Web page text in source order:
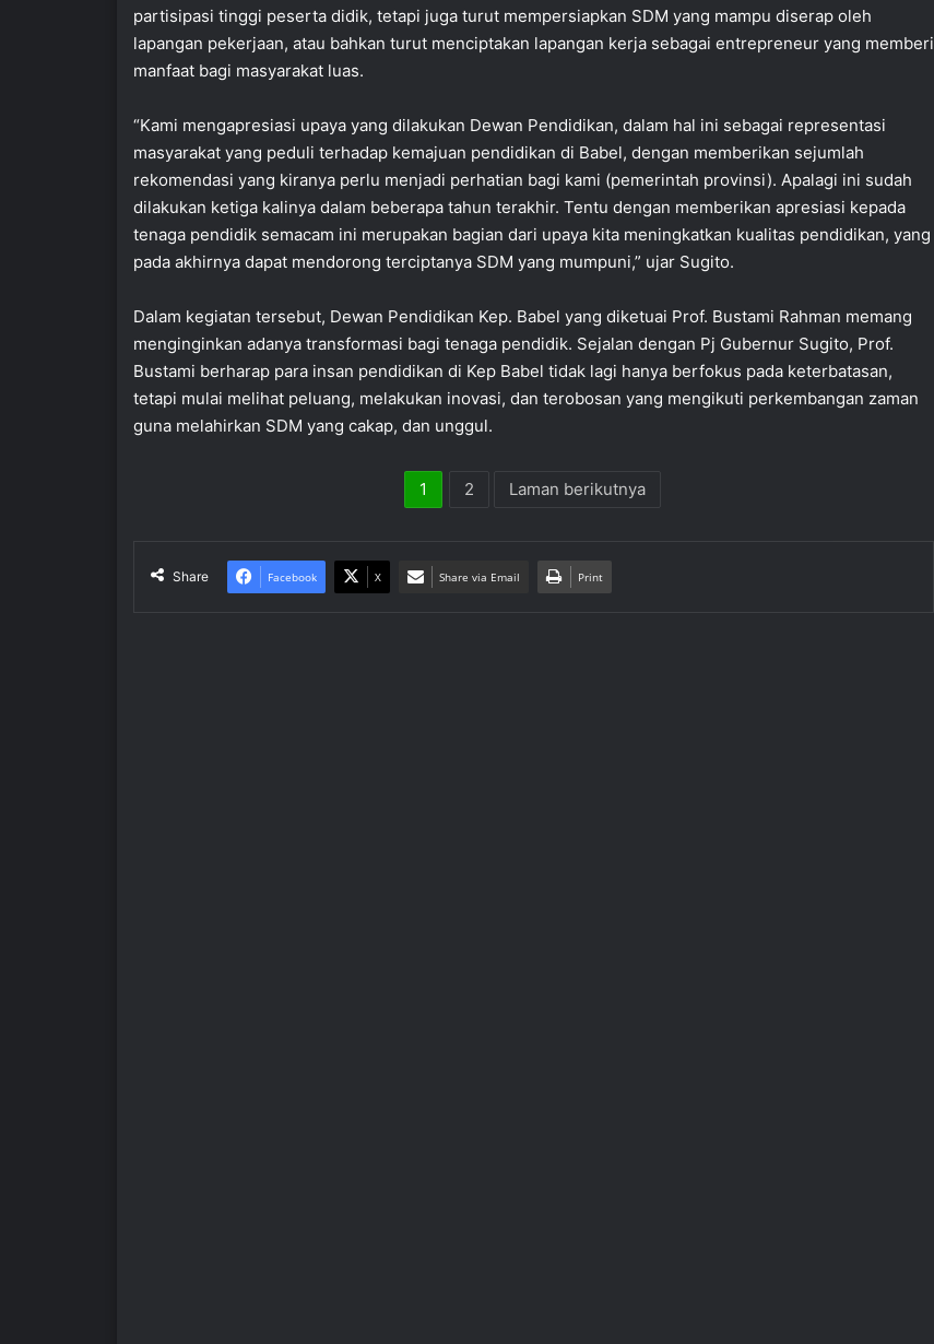
partisipasi tinggi peserta didik, tetapi juga turut mempersiapkan SDM yang mampu diserap oleh
lapangan pekerjaan, atau bahkan turut menciptakan lapangan kerja sebagai entrepreneur yang memberi
manfaat bagi masyarakat luas.
“Kami mengapresiasi upaya yang dilakukan Dewan Pendidikan, dalam hal ini sebagai representasi
masyarakat yang peduli terhadap kemajuan pendidikan di Babel, dengan memberikan sejumlah
rekomendasi yang kiranya perlu menjadi perhatian bagi kami (pemerintah provinsi). Apalagi ini sudah
dilakukan ketiga kalinya dalam beberapa tahun terakhir. Tentu dengan memberikan apresiasi kepada
tenaga pendidik semacam ini merupakan bagian dari upaya kita meningkatkan kualitas pendidikan, yang
pada akhirnya dapat mendorong terciptanya SDM yang mumpuni,” ujar Sugito.
Dalam kegiatan tersebut, Dewan Pendidikan Kep. Babel yang diketuai Prof. Bustami Rahman memang
menginginkan adanya transformasi bagi tenaga pendidik. Sejalan dengan Pj Gubernur Sugito, Prof.
Bustami berharap para insan pendidikan di Kep Babel tidak lagi hanya berfokus pada keterbatasan,
tetapi mulai melihat peluang, melakukan inovasi, dan terobosan yang mengikuti perkembangan zaman
guna melahirkan SDM yang cakap, dan unggul.
1 2 Laman berikutnya
Share Facebook X Share via Email Print